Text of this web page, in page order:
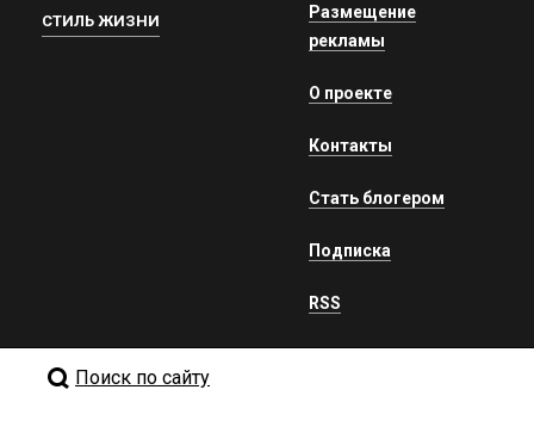
СТИЛЬ ЖИЗНИ
Размещение
рекламы
О проекте
Контакты
Стать блогером
Подписка
RSS
Поиск по сайту